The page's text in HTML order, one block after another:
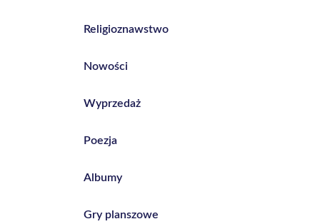
Religioznawstwo
Nowości
Wyprzedaż
Poezja
Albumy
Gry planszowe